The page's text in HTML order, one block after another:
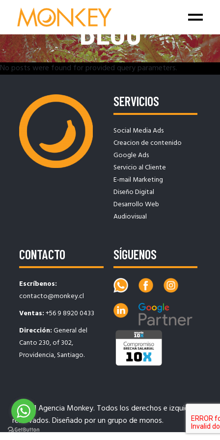
BLOG
No posts were found for provided query parameters.
SERVICIOS
Social Media Ads
Creacion de contenido
Google Ads
Servicio al Cliente
E-mail Marketing
Diseño Digital
Desarrollo Web
Audiovisual
CONTACTO
Escríbenos:
contacto@monkey.cl
Ventas:+56 9 8920 0433
Dirección:General del
Canto 230, of 302,
Providencia, Santiago.
SÍGUENOS
© 2021 Agencia Monkey. Todos los derechos e izquierdos
reservados. Diseñado por un grupo de monos.